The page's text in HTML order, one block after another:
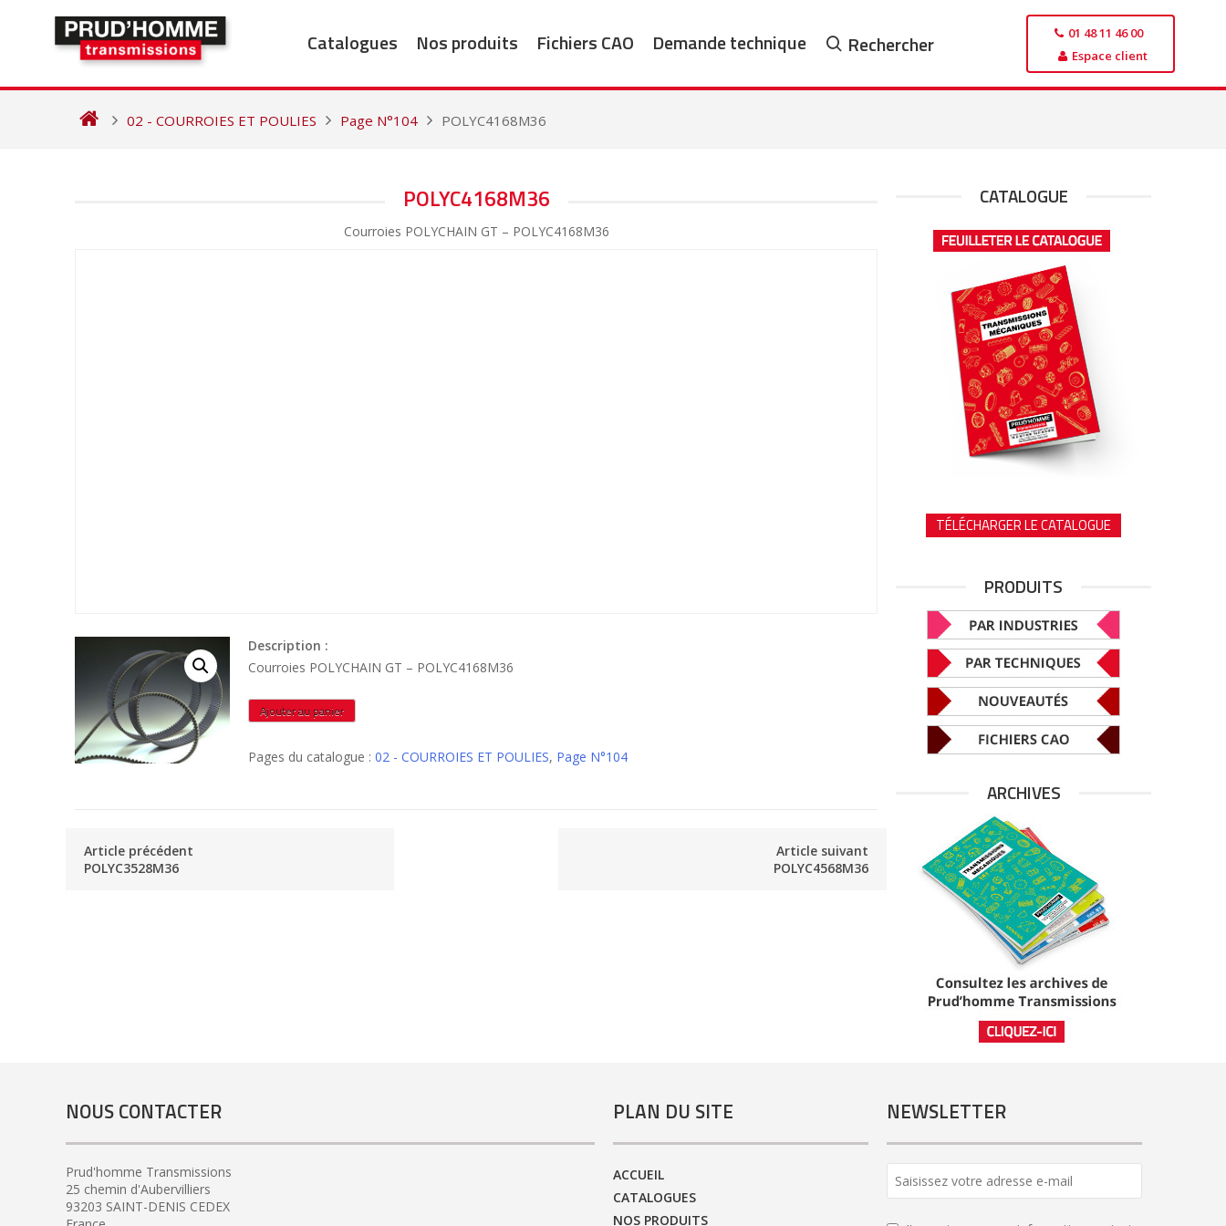
Catalogues Nos produits Fichiers CAO Demande technique Rechercher
01 48 11 46 00
Espace client
02 - COURROIES ET POULIES Page N°104 POLYC4168M36
POLYC4168M36
Courroies POLYCHAIN GT – POLYC4168M36
Description :
Courroies POLYCHAIN GT – POLYC4168M36
quantité
de
Ajouter au panier
Pages du catalogue : 02 - COURROIES ET POULIES, Page N°104
Article précédent
POLYC3528M36
Article suivant
POLYC4568M36
CATALOGUE
TÉLÉCHARGER LE CATALOGUE
PRODUITS
ARCHIVES
NOUS CONTACTER
Prud'homme Transmissions
25 chemin d'Aubervilliers
93203 SAINT-DENIS CEDEX
PLAN DU SITE
ACCUEIL
CATALOGUES
NOS PRODUITS
NEWSLETTER